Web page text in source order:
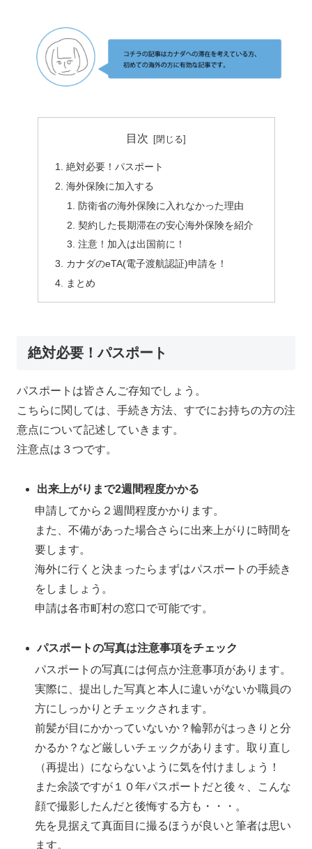
目次
絶対必要！パスポート
海外保険に加入する
防衛省の海外保険に入れなかった理由
契約した長期滞在の安心海外保険を紹介
注意！加入は出国前に！
カナダのeTA(電子渡航認証)申請を！
まとめ
絶対必要！パスポート
パスポートは皆さんご存知でしょう。
こちらに関しては、手続き方法、すでにお持ちの方の注
意点について記述していきます。
注意点は３つです。
出来上がりまで2週間程度かかる
申請してから２週間程度かかります。
また、不備があった場合さらに出来上がりに時間を
要します。
海外に行くと決まったらまずはパスポートの手続き
をしましょう。
申請は各市町村の窓口で可能です。
パスポートの写真は注意事項をチェック
パスポートの写真には何点か注意事項があります。
実際に、提出した写真と本人に違いがないか職員の
方にしっかりとチェックされます。
前髪が目にかかっていないか？輪郭がはっきりと分
かるか？など厳しいチェックがあります。取り直し
（再提出）にならないように気を付けましょう！
また余談ですが１０年パスポートだと後々、こんな
顔で撮影したんだと後悔する方も・・・。
先を見据えて真面目に撮るほうが良いと筆者は思い
ます。